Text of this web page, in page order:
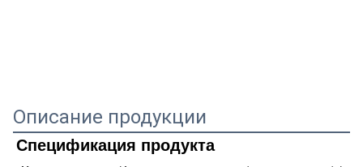
Описание продукции
Спецификация продукта